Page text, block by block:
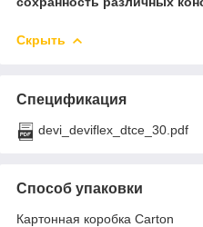
Скрыть
Спецификация
devi_deviflex_dtce_30.pdf
Способ упаковки
Картонная коробка Carton